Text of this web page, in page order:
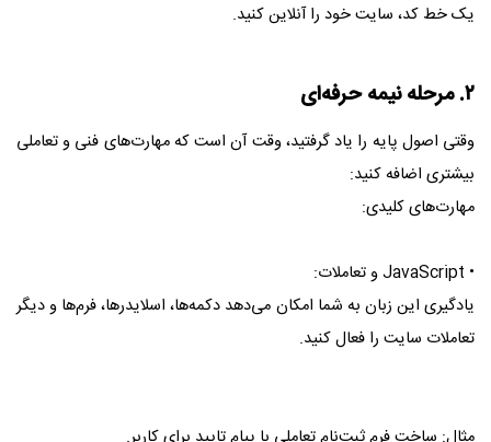
یک خط کد، سایت خود را آنلاین کنید.
۲. مرحله نیمه‌ حرفه‌ای
وقتی اصول پایه را یاد گرفتید، وقت آن است که مهارت‌های فنی و تعاملی
بیشتری اضافه کنید:
مهارت‌های کلیدی:
• JavaScript و تعاملات:
یادگیری این زبان به شما امکان می‌دهد دکمه‌ها، اسلایدرها، فرم‌ها و دیگر
تعاملات سایت را فعال کنید.